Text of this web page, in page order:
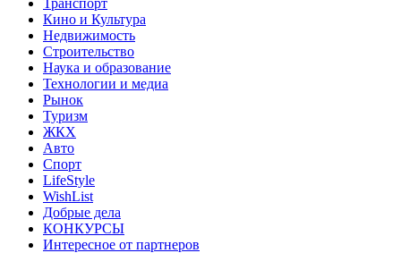
Транспорт
Кино и Культура
Недвижимость
Строительство
Наука и образование
Технологии и медиа
Рынок
Туризм
ЖКХ
Авто
Спорт
LifeStyle
WishList
Добрые дела
КОНКУРСЫ
Интересное от партнеров